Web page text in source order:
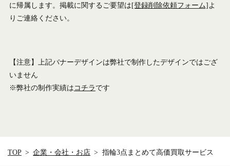
に帰属します。掲載に関するご要望は[登録削除依頼フォーム]よ
りご連絡ください。
【注意】上記バナーデザインは弊社で制作したデザインではござ
いません
※弊社の制作実績はコチラです
TOP 企業・会社・お店 指輪3点まとめて高価買取サービス